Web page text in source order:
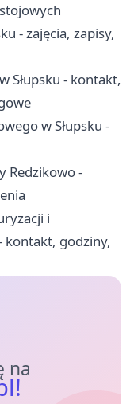
- zajęcia, zapisy,
Słupsku - kontakt,
w Słupsku -
Redzikowo -
i
kontakt, godziny,
na